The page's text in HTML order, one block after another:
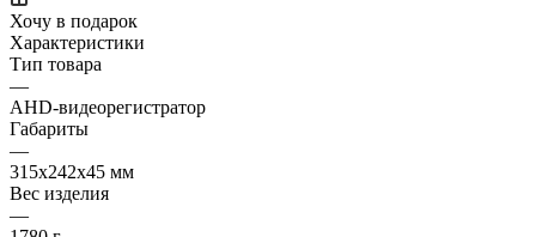
Хочу в подарок
Характеристики
Тип товара
—
AHD-видеорегистратор
Габариты
—
315x242x45 мм
Вес изделия
—